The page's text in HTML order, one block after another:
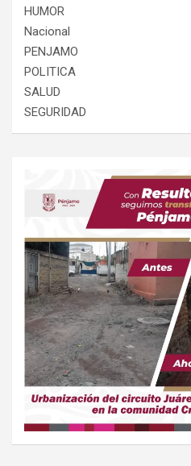
HUMOR
Nacional
PENJAMO
POLITICA
SALUD
SEGURIDAD